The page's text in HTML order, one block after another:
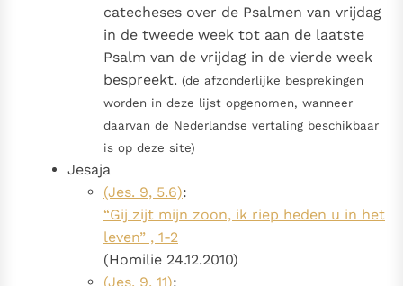
catecheses over de Psalmen van vrijdag
in de tweede week tot aan de laatste
Psalm van de vrijdag in de vierde week
bespreekt. (de afzonderlijke besprekingen
worden in deze lijst opgenomen, wanneer
daarvan de Nederlandse vertaling beschikbaar
is op deze site)
Jesaja
(Jes. 9, 5.6):
“Gij zijt mijn zoon, ik riep heden u in het
leven” , 1-2
(Homilie 24.12.2010)
(Jes. 9, 11):